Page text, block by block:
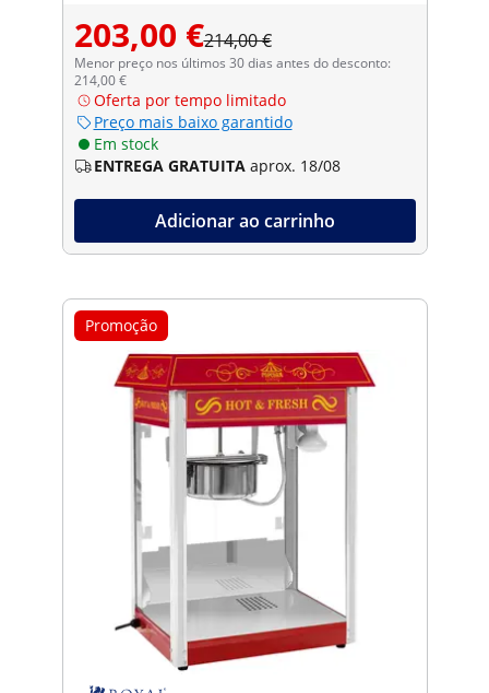
203,00 €214,00 €
Menor preço nos últimos 30 dias antes do desconto:
214,00 €
Oferta por tempo limitado
Preço mais baixo garantido
Em stock
ENTREGA GRATUITA aprox. 18/08
Adicionar ao carrinho
Promoção